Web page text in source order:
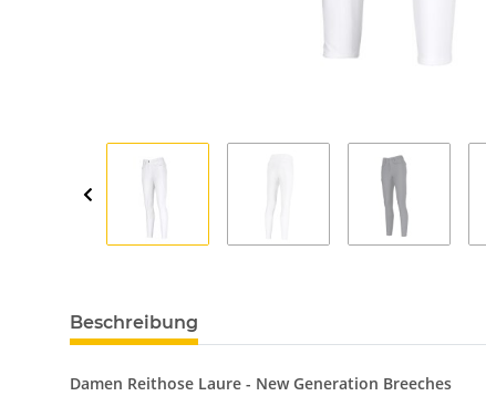
Beschreibung
Damen Reithose Laure - New Generation Breeches